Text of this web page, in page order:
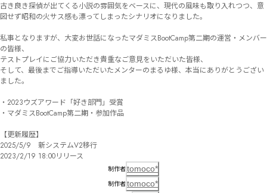
古き良き探偵が出てくる小説の雰囲気をベースに、現代の風味も取り入れつつ、意
図せず昭和の火サス感も漂ってしまったシナリオになりました。
私事となりますが、大変お世話になったマダミスBootCamp第二期の運営・メンバー
の皆様、
テストプレイにご協力いただき貴重なご意見をいただいた皆様、
そして、最後までご指導いただいたメンターのまるゆ様、本当にありがとうござい
ました。
・2023ウズアワード「好き部門」受賞
・マダミスBootCamp第二期・参加作品
【更新履歴】
2025/5/9　新システムV2移行
2023/2/19 18:00リリース
制作者tomoco*
制作者tomoco*